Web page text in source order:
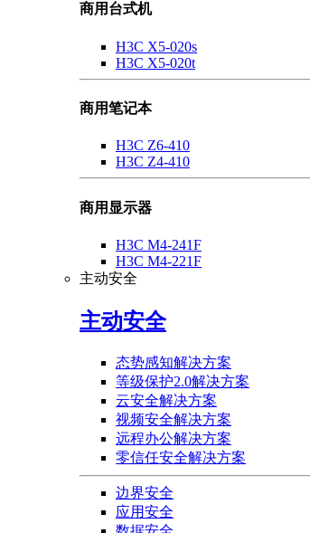
商用台式机
H3C X5-020s
H3C X5-020t
商用笔记本
H3C Z6-410
H3C Z4-410
商用显示器
H3C M4-241F
H3C M4-221F
主动安全
主动安全
态势感知解决方案
等级保护2.0解决方案
云安全解决方案
视频安全解决方案
远程办公解决方案
零信任安全解决方案
边界安全
应用安全